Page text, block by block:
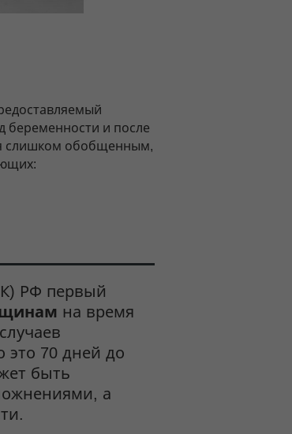
и после
слишком обобщенным,
РФ первый
на время
это 70 дней до
быть
а